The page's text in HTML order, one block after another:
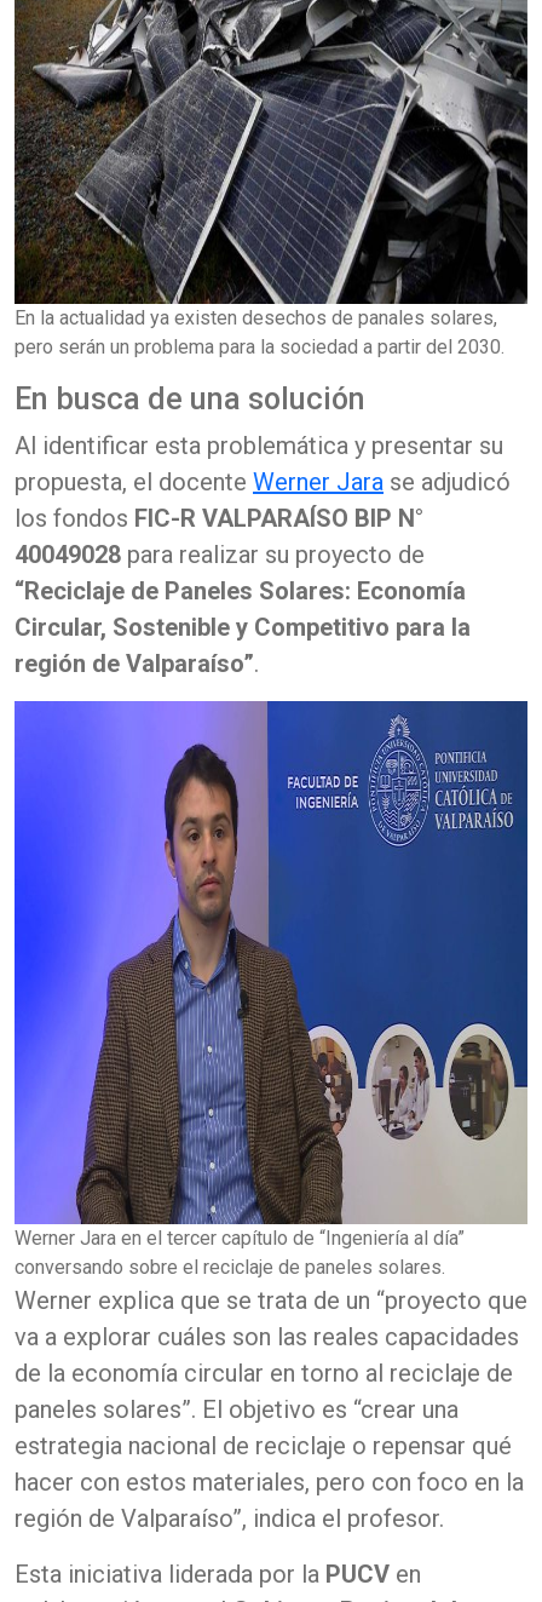
En la actualidad ya existen desechos de panales solares,
pero serán un problema para la sociedad a partir del 2030.
En busca de una solución
Al identificar esta problemática y presentar su
propuesta, el docente Werner Jara se adjudicó
los fondos FIC-R VALPARAÍSO BIP N°
40049028 para realizar su proyecto de
“Reciclaje de Paneles Solares: Economía
Circular, Sostenible y Competitivo para la
región de Valparaíso”.
Werner Jara en el tercer capítulo de “Ingeniería al día”
conversando sobre el reciclaje de paneles solares.
Werner explica que se trata de un “proyecto que
va a explorar cuáles son las reales capacidades
de la economía circular en torno al reciclaje de
paneles solares”. El objetivo es “crear una
estrategia nacional de reciclaje o repensar qué
hacer con estos materiales, pero con foco en la
región de Valparaíso”, indica el profesor.
Esta iniciativa liderada por la PUCV en